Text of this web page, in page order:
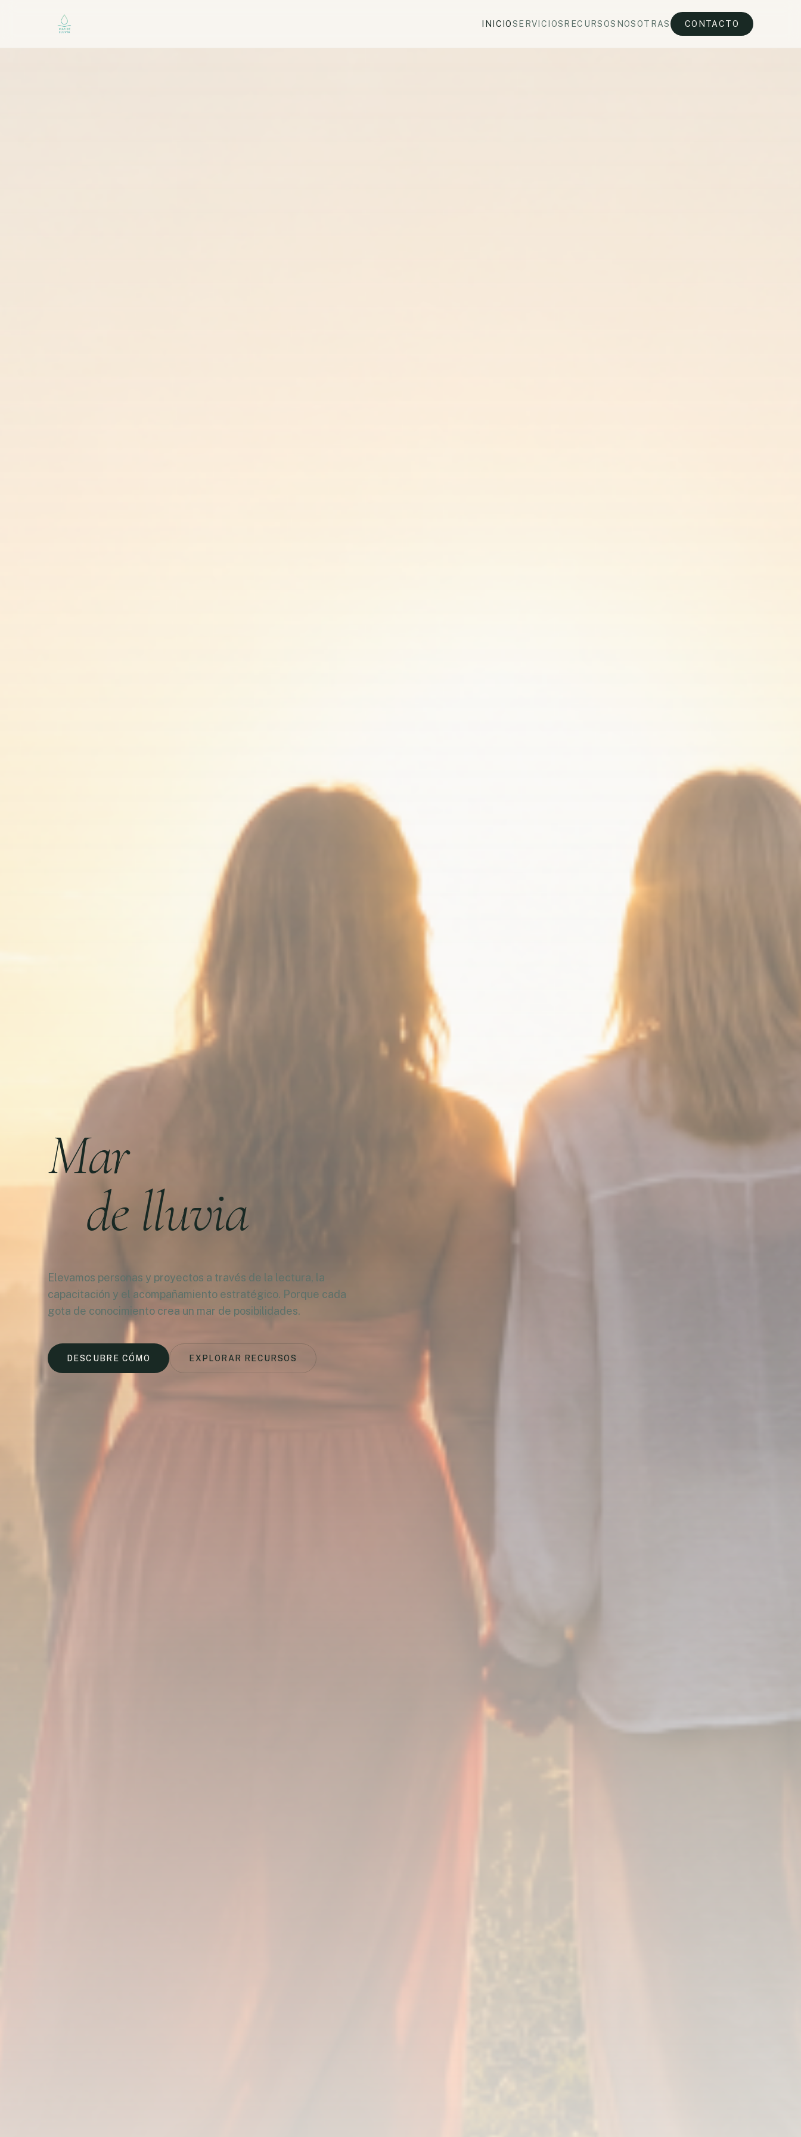
INICIOSERVICIOS RECURSOS NOSOTRAS CONTACTO
Mar
de lluvia
Elevamos personas y proyectos a través de la lectura, la
capacitación y el acompañamiento estratégico. Porque cada
gota de conocimiento crea un mar de posibilidades.
DESCUBRE CÓMO EXPLORAR RECURSOS